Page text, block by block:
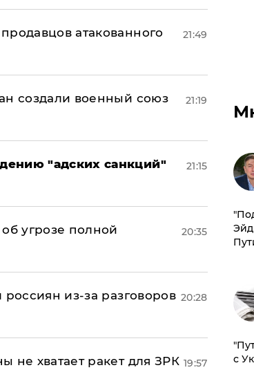
атакованного
21:49
создали военный союз
21:19
"адских санкций"
21:15
угрозе полной
20:35
из-за разговоров 20:28
не хватает ракет для ЗРК 19:57
с